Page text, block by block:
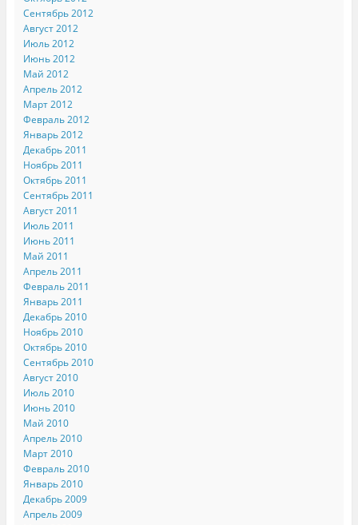
Сентябрь 2012
Август 2012
Июль 2012
Июнь 2012
Май 2012
Апрель 2012
Март 2012
Февраль 2012
Январь 2012
Декабрь 2011
Ноябрь 2011
Октябрь 2011
Сентябрь 2011
Август 2011
Июль 2011
Июнь 2011
Май 2011
Апрель 2011
Февраль 2011
Январь 2011
Декабрь 2010
Ноябрь 2010
Октябрь 2010
Сентябрь 2010
Август 2010
Июль 2010
Июнь 2010
Май 2010
Апрель 2010
Март 2010
Февраль 2010
Январь 2010
Декабрь 2009
Апрель 2009